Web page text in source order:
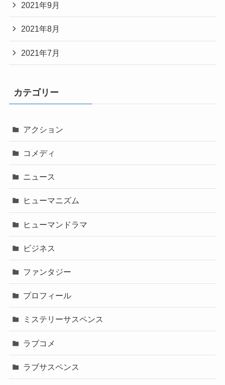
2021年9月
2021年8月
2021年7月
カテゴリー
アクション
コメディ
ニュース
ヒューマニズム
ヒューマンドラマ
ビジネス
ファンタジー
プロフィール
ミステリーサスペンス
ラブコメ
ラブサスペンス